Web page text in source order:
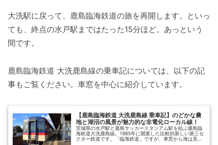
大洗駅に戻って、鹿島臨海鉄道の旅を再開します。といっ
ても、終点の水戸駅まではたった15分ほど。あっという
間です。
鹿島臨海鉄道 大洗鹿島線の乗車記については、以下の記
事もご覧ください。車窓を中心に紹介しています。
【鹿島臨海鉄道 大洗鹿島線 乗車記】のどかな農
地と湖沼の風景が魅力的な非電化ローカル線！
茨城県の水戸駅と鹿島サッカースタジアム駅を結ぶ鹿島臨
海鉄道大洗鹿島線。1985年に開業した比較的新しい第三セ
クター鉄道です。「臨海鉄道」ですが、車窓から海は見え